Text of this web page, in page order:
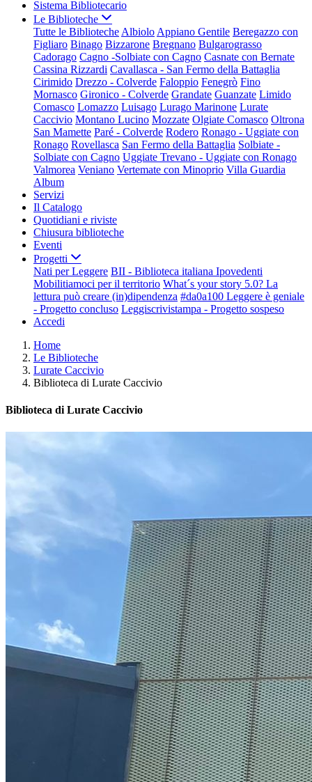
Sistema Bibliotecario
Le Biblioteche
Tutte le Biblioteche Albiolo Appiano Gentile Beregazzo con
Figliaro Binago Bizzarone Bregnano Bulgarograsso
Cadorago Cagno -Solbiate con Cagno Casnate con Bernate
Cassina Rizzardi Cavallasca - San Fermo della Battaglia
Cirimido Drezzo - Colverde Faloppio Fenegrò Fino
Mornasco Gironico - Colverde Grandate Guanzate Limido
Comasco Lomazzo Luisago Lurago Marinone Lurate
Caccivio Montano Lucino Mozzate Olgiate Comasco Oltrona
San Mamette Paré - Colverde Rodero Ronago - Uggiate con
Ronago Rovellasca San Fermo della Battaglia Solbiate -
Solbiate con Cagno Uggiate Trevano - Uggiate con Ronago
Valmorea Veniano Vertemate con Minoprio Villa Guardia
Album
Servizi
Il Catalogo
Quotidiani e riviste
Chiusura biblioteche
Eventi
Progetti
Nati per Leggere BII - Biblioteca italiana Ipovedenti
Mobilitiamoci per il territorio What´s your story 5.0? La
lettura può creare (in)dipendenza #da0a100 Leggere è geniale
- Progetto concluso Leggiscrivistampa - Progetto sospeso
Accedi
Home
Le Biblioteche
Lurate Caccivio
Biblioteca di Lurate Caccivio
Biblioteca di Lurate Caccivio